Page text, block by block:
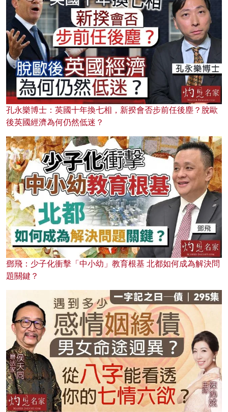
孔永樂博士：英國十年換七相，新揆會否步前任後塵？脫歐
後英國經濟為何仍然低迷？
鄧飛：少子化衝擊「中小幼」教育根基 北都如何成為解決問
題關鍵？